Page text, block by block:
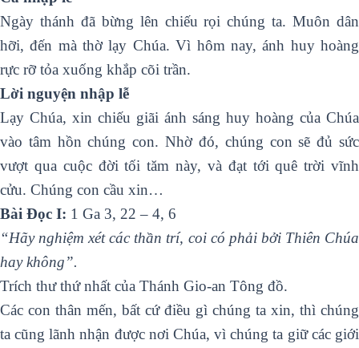
Ngày thánh đã bừng lên chiếu rọi chúng ta. Muôn dân
hỡi, đến mà thờ lạy Chúa. Vì hôm nay, ánh huy hoàng
rực rỡ tỏa xuống khắp cõi trần.
Lời nguyện nhập lễ
Lạy Chúa, xin chiếu giãi ánh sáng huy hoàng của Chúa
vào tâm hồn chúng con. Nhờ đó, chúng con sẽ đủ sức
vượt qua cuộc đời tối tăm này, và đạt tới quê trời vĩnh
cửu. Chúng con cầu xin…
Bài Ðọc I: 1 Ga 3, 22 – 4, 6
“Hãy nghiệm xét các thần trí, coi có phải bởi Thiên Chúa
hay không”.
Trích thư thứ nhất của Thánh Gio-an Tông đồ.
Các con thân mến, bất cứ điều gì chúng ta xin, thì chúng
ta cũng lãnh nhận được nơi Chúa, vì chúng ta giữ các giới